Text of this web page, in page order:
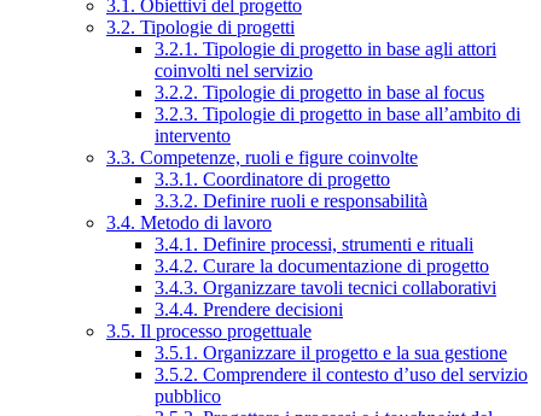
3.1. Obiettivi del progetto
3.2. Tipologie di progetti
3.2.1. Tipologie di progetto in base agli attori
coinvolti nel servizio
3.2.2. Tipologie di progetto in base al focus
3.2.3. Tipologie di progetto in base all’ambito di
intervento
3.3. Competenze, ruoli e figure coinvolte
3.3.1. Coordinatore di progetto
3.3.2. Definire ruoli e responsabilità
3.4. Metodo di lavoro
3.4.1. Definire processi, strumenti e rituali
3.4.2. Curare la documentazione di progetto
3.4.3. Organizzare tavoli tecnici collaborativi
3.4.4. Prendere decisioni
3.5. Il processo progettuale
3.5.1. Organizzare il progetto e la sua gestione
3.5.2. Comprendere il contesto d’uso del servizio
pubblico